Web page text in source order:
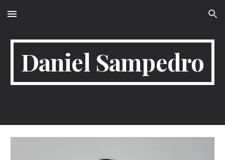
Skip to main content Skip to navigation
Daniel Sampedro